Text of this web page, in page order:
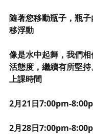
隨著您移動瓶子，瓶
移浮動
像是水中起舞，我們
活態度，繼續有所堅持
上課時間
2月21日7:00pm-
2月28日7:00pm-